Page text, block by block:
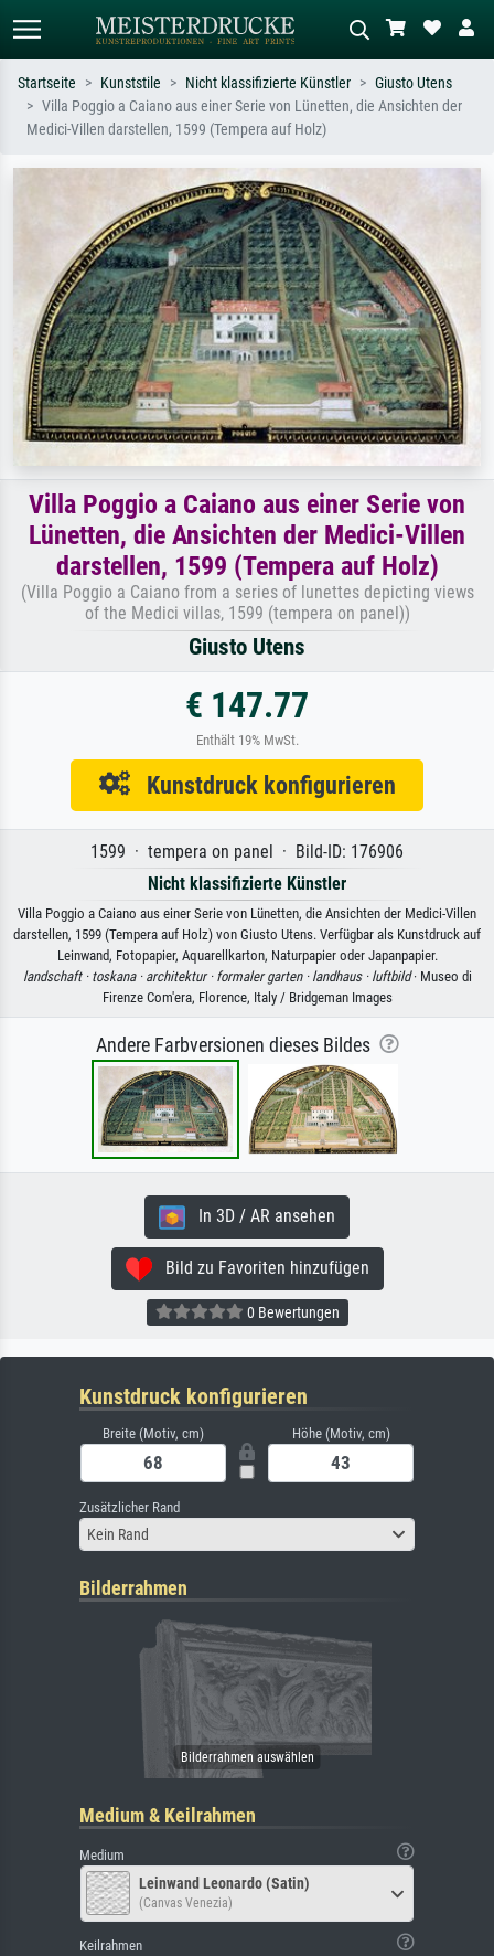
Standardsuche
oder Stilen – z.B. Monet,
Sternennacht, Impressionismus, Welle
Hokusai, Akt.
Wiese, Abstrakt mit viel Rot, Dunkles
Ölgemälde, Stehender Akt neben einem
Baum.
Startseite Kunststile Nicht klassifizierte Künstler
Giusto Utens
Villa Poggio a Caiano aus einer Serie von Lünetten, die Ansichten der
Medici-Villen darstellen, 1599 (Tempera auf Holz)
Villa Poggio a Caiano aus einer Serie von
Lünetten, die Ansichten der Medici-Villen
darstellen, 1599 (Tempera auf Holz)
(Villa Poggio a Caiano from a series of lunettes depicting views
of the Medici villas, 1599 (tempera on panel))
Giusto Utens
€ 147.77
Enthält 19% MwSt.
Kunstdruck konfigurieren
1599 · tempera on panel · Bild-ID: 176906
Nicht klassifizierte Künstler
Villa Poggio a Caiano aus einer Serie von Lünetten, die Ansichten der Medici-Villen
darstellen, 1599 (Tempera auf Holz) von Giusto Utens. Verfügbar als Kunstdruck auf
Leinwand, Fotopapier, Aquarellkarton, Naturpapier oder Japanpapier.
landschaft · toskana · architektur · formaler garten · landhaus · luftbild· Museo di
Firenze Com'era, Florence, Italy / Bridgeman Images
Andere Farbversionen dieses Bildes
In 3D / AR ansehen
Bild zu Favoriten hinzufügen
0 Bewertungen
Kunstdruck konfigurieren
Breite (Motiv, cm) Höhe (Motiv, cm)
Zusätzlicher Rand
Kein Rand
Bilderrahmen
Medium & Keilrahmen
Medium
Leinwand Leonardo (Satin)
(Canvas Venezia)
Keilrahmen